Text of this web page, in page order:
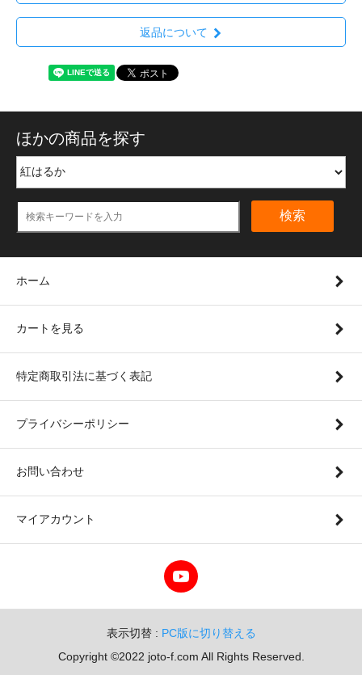
返品について
ほかの商品を探す
検索
ホーム
カートを見る
特定商取引法に基づく表記
プライバシーポリシー
お問い合わせ
マイアカウント
表示切替 : PC版に切り替える
Copyright ©2022 joto-f.com All Rights Reserved.